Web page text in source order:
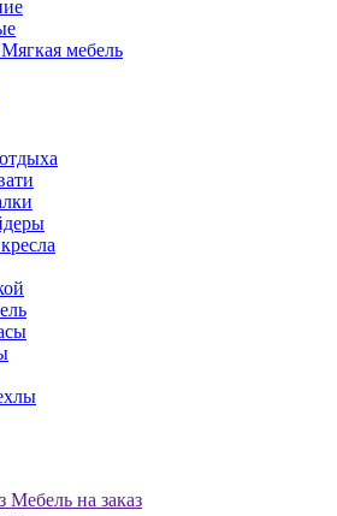
Мягкая мебель
Мебель на заказ